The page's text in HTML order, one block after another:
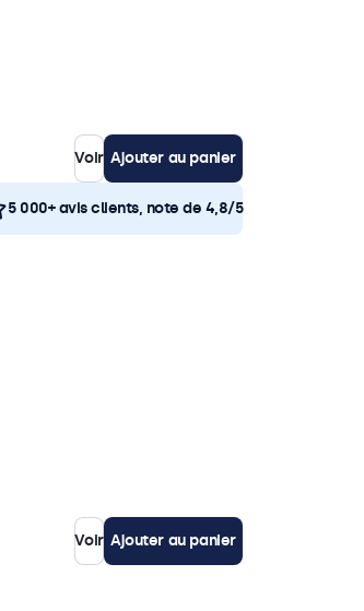
Voir Ajouter au panier
5 000+ avis clients, note de 4,8/5
Voir Ajouter au panier